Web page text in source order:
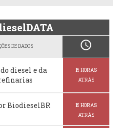
DE DADOS schedule
diesel e da
15 HORAS
ATRÁS
BiodieselBR
15 HORAS
ATRÁS